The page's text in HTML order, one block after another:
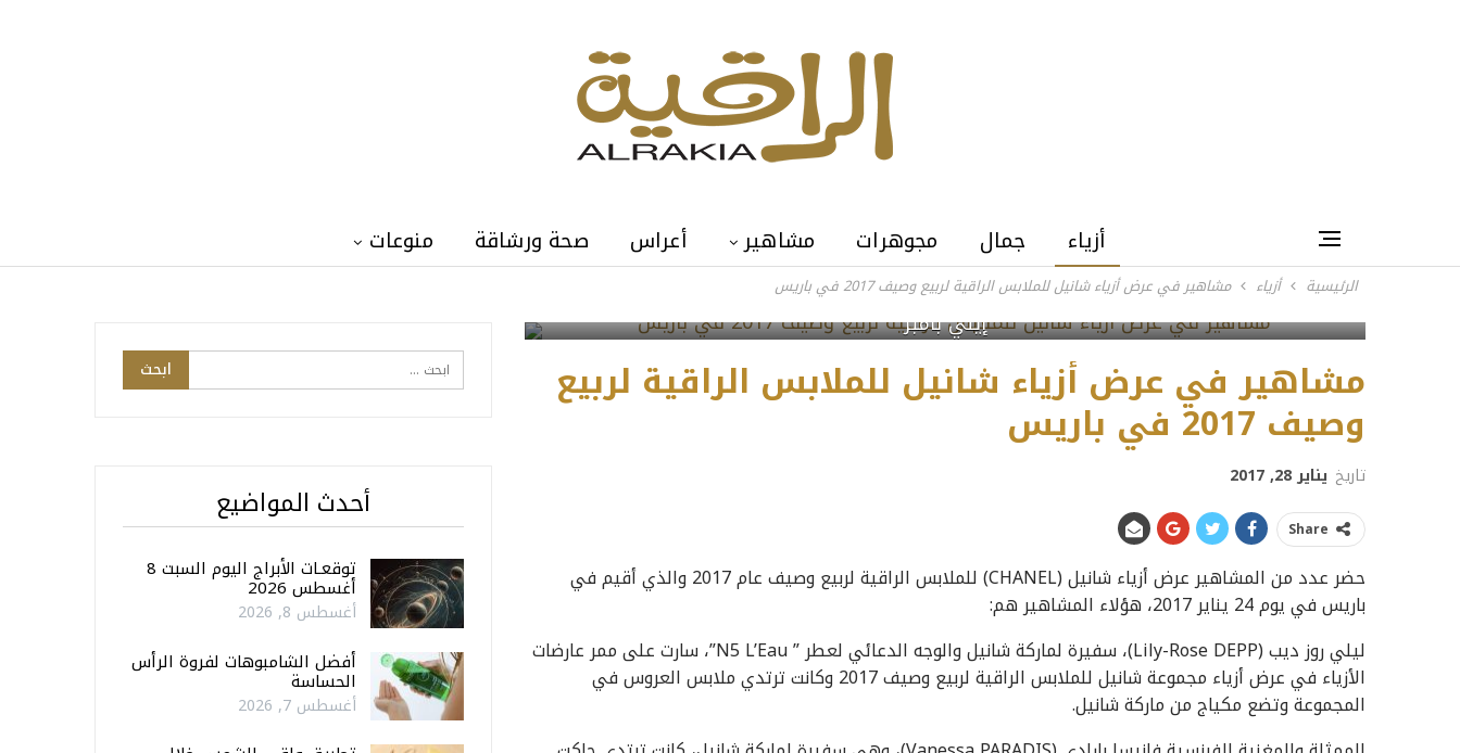
أزياء جمال مجوهرات مشاهير أعراس صحة ورشاقة منوعات
الرئيسية أزياء مشاهير في عرض أزياء شانيل للملابس الراقية لربيع وصيف 2017 في باريس
إيلي بامبر
مشاهير في عرض أزياء شانيل للملابس الراقية لربيع
وصيف 2017 في باريس
تاريخ يناير 28, 2017
Share
حضر عدد من المشاهير عرض أزياء شانيل (CHANEL) للملابس الراقية لربيع وصيف عام 2017 والذي أقيم في
باريس في يوم 24 يناير 2017، هؤلاء المشاهير هم:
ليلي روز ديب (Lily-Rose DEPP)، سفيرة لماركة شانيل والوجه الدعائي لعطر ” N5 L’Eau”، سارت على ممر عارضات
الأزياء في عرض أزياء مجموعة شانيل للملابس الراقية لربيع وصيف 2017 وكانت ترتدي ملابس العروس في
المجموعة وتضع مكياج من ماركة شانيل.
أحدث المواضيع
توقعـات الأبراج اليوم السبت 8
أغسطس 2026
أغسطس 8, 2026
أفضل الشامبوهات لفروة الرأس
الحساسة
أغسطس 7, 2026